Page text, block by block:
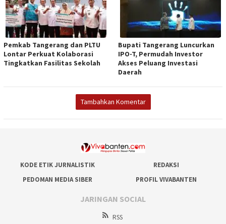
Pemkab Tangerang dan PLTU
Lontar Perkuat Kolaborasi
Tingkatkan Fasilitas Sekolah
Bupati Tangerang Luncurkan
IPO-T, Permudah Investor
Akses Peluang Investasi
Daerah
Tambahkan Komentar
KODE ETIK JURNALISTIK
REDAKSI
PEDOMAN MEDIA SIBER
PROFIL VIVABANTEN
JARINGAN SOCIAL
RSS